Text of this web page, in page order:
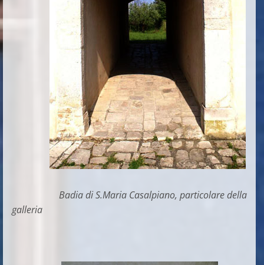
Badia di S.Maria Casalpiano, particolare della
galleria